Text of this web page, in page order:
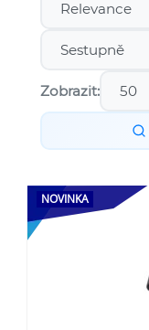
Zobrazit:
NOVINKA